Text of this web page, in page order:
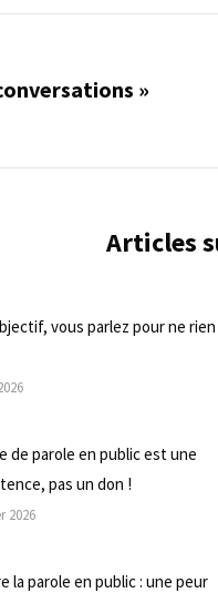
»
Articles
vous parlez pour ne rien
de parole en public est une
pas un don !
2026
la parole en public : une peur